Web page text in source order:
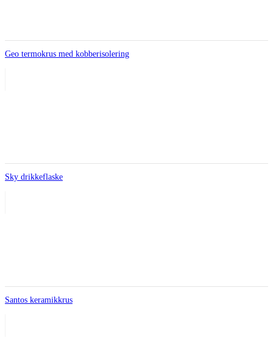
Geo termokrus med kobberisolering
Sky drikkeflaske
Santos keramikkrus